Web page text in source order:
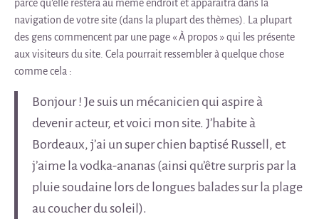
parce qu’elle restera au même endroit et apparaîtra dans la
navigation de votre site (dans la plupart des thèmes). La plupart
des gens commencent par une page « À propos » qui les présente
aux visiteurs du site. Cela pourrait ressembler à quelque chose
comme cela :
Bonjour ! Je suis un mécanicien qui aspire à
devenir acteur, et voici mon site. J’habite à
Bordeaux, j’ai un super chien baptisé Russell, et
j’aime la vodka-ananas (ainsi qu’être surpris par la
pluie soudaine lors de longues balades sur la plage
au coucher du soleil).